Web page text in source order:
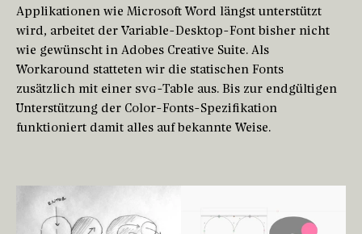
Applikationen wie Microsoft Word längst unterstützt
wird, arbeitet der Variable-Desktop-Font bisher nicht
wie gewünscht in Adobes Creative Suite. Als
Workaround statteten wir die statischen Fonts
zusätzlich mit einer SVG-Table aus. Bis zur endgültigen
Unterstützung der Color-Fonts-Spezifikation
funktioniert damit alles auf bekannte Weise.